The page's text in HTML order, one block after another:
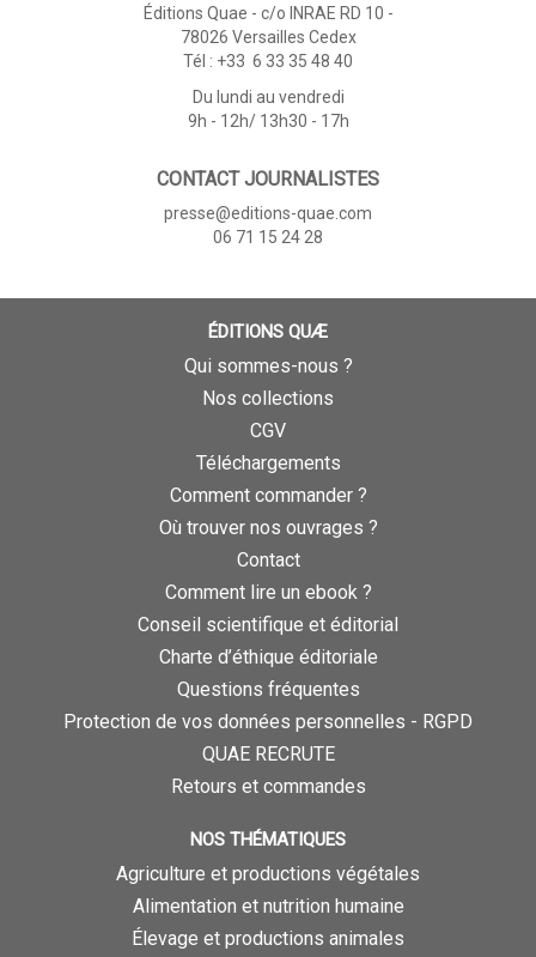
Éditions Quae - c/o INRAE RD 10 -
78026 Versailles Cedex
Tél : +33 6 33 35 48 40
Du lundi au vendredi
9h - 12h/ 13h30 - 17h
CONTACT JOURNALISTES
presse@editions-quae.com
06 71 15 24 28
ÉDITIONS QUÆ
Qui sommes-nous ?
Nos collections
CGV
Téléchargements
Comment commander ?
Où trouver nos ouvrages ?
Contact
Comment lire un ebook ?
Conseil scientifique et éditorial
Charte d’éthique éditoriale
Questions fréquentes
Protection de vos données personnelles - RGPD
QUAE RECRUTE
Retours et commandes
NOS THÉMATIQUES
Agriculture et productions végétales
Alimentation et nutrition humaine
Élevage et productions animales